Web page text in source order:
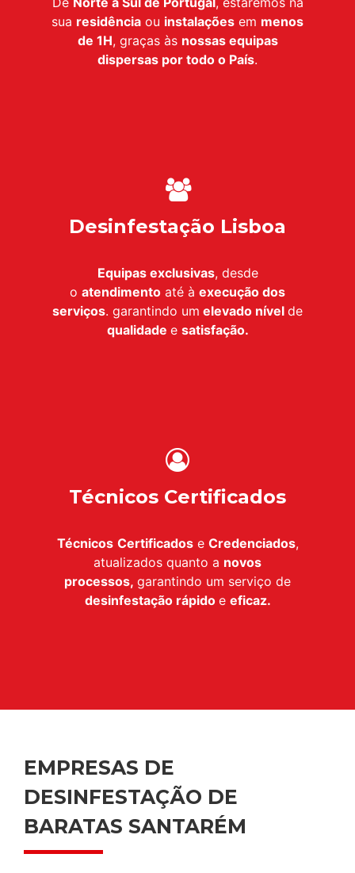
sua residência ou instalações em menos
de 1H, graças às nossas equipas
dispersas por todo o País.
Desinfestação Lisboa
Equipas exclusivas, desde
o atendimento até à execução dos
serviços. garantindo um elevado nível de
qualidade e satisfação.
Técnicos Certificados
Técnicos Certificadose Credenciados,
atualizados quanto a novos
processos, garantindo um serviço de
desinfestaçãorápido e eficaz.
EMPRESAS DE
DESINFESTAÇÃO DE
BARATAS SANTARÉM